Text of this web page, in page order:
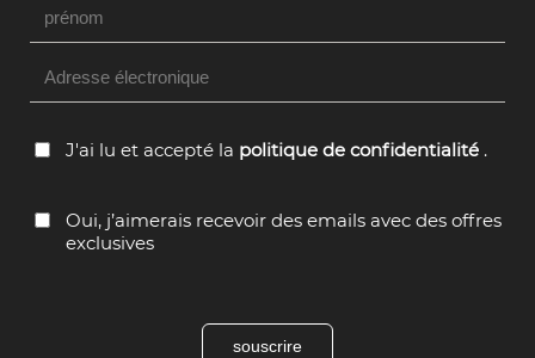
Hidden
Field
J'ai lu et accepté la politique de confidentialité .
Oui, j’aimerais recevoir des emails avec des offres
exclusives
souscrire